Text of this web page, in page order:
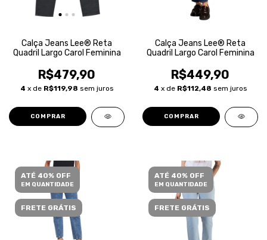
Calça Jeans Lee® Reta
Quadril Largo Carol Feminina
R$479,90
4 x de R$119,98 sem juros
COMPRAR
Calça Jeans Lee® Reta
Quadril Largo Carol Feminina
R$449,90
4 x de R$112,48 sem juros
COMPRAR
ATÉ 40% OFF
EM QUANTIDADE
FRETE GRÁTIS
ATÉ 40% OFF
EM QUANTIDADE
FRETE GRÁTIS